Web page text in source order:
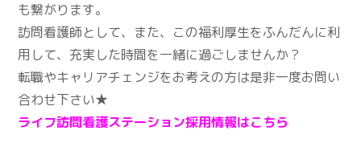
も繋がります。
訪問看護師として、また、この福利厚生をふんだんに利
用して、充実した時間を一緒に過ごしませんか？
転職やキャリアチェンジをお考えの方は是非一度お問い
合わせ下さい★
ライフ訪問看護ステーション採用情報はこちら